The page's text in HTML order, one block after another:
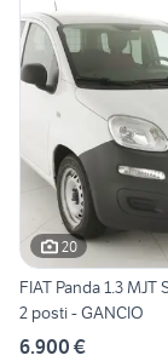
20
FIAT Panda 1.3 MJT
2 posti - GANCIO
6.900 €